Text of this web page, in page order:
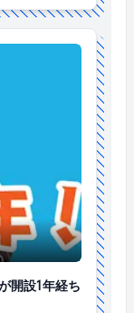
ルが開設1年経ち
開設1年経ち